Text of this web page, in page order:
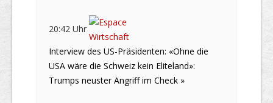
20:42 Uhr
Interview des US-Präsidenten: «Ohne die
USA wäre die Schweiz kein Eliteland»:
Trumps neuster Angriff im Check »